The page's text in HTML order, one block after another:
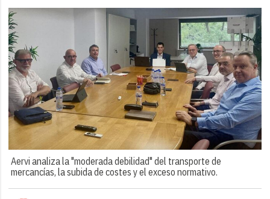
Aervi analiza la "moderada debilidad" del transporte de
mercancías, la subida de costes y el exceso normativo.